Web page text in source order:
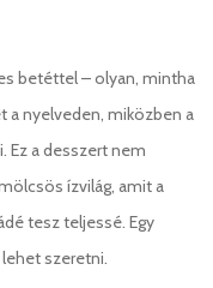
betéttel – olyan, mintha
a nyelveden, miközben a
Ez a desszert nem
ízvilág, amit a
tesz teljessé. Egy
szeretni.